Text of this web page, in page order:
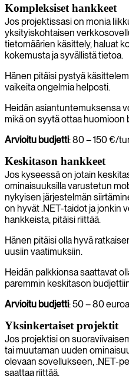
Kompleksiset hankkeet
Jos projektissasi on monia
yksityiskohtaisen
tietomäärien käsittely, haluat
kokemusta ja syvällistä tietoa.
Hänen pitäisi pystyä
vaikeita ongelmia helposti.
Heidän asiantuntemuksensa
mikä on syytä ottaa huomioon
Arvioitu budjetti: 80 – 150 €/
Keskitason hankkeet
Jos kyseessä on jotain
ominaisuuksilla varustetun
nykyisen järjestelmän
on hyvät .NET-taidot ja jonkin
hankkeista, pitäisi riittää.
Hänen pitäisi olla hyvä
uusiin vaatimuksiin.
Heidän palkkionsa saattavat
paremmin keskitason
Arvioitu budjetti: 50 – 80
Yksinkertaiset projektit
Jos projektisi on
tai muutaman uuden
olevaan sovellukseen, .NET-
saattaa riittää.